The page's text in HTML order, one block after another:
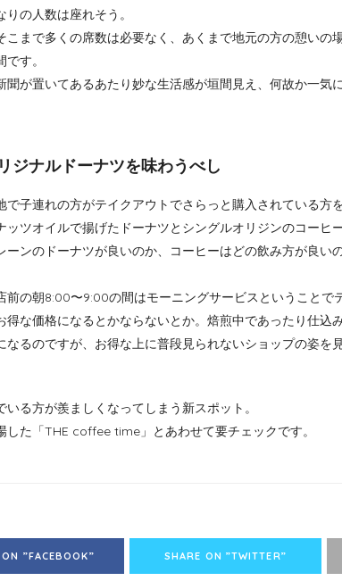
りの人数は座れそう。
こまで多くの席数は必要なく、あくまで地元の方の憩いの
す。
聞が置いてあるあたり妙な生活感が垣間見え、何故か一気
ジナルドーナツを味わうべし
で子連れの方がテイクアウトでさらっと購入されている方
ッツオイルで揚げたドーナツとシングルオリジンのコーヒ
ーンのドーナツが良いのか、コーヒーはどの飲み方が良い
前の朝8:00〜9:00の間はモーニングサービスということで
得な価格になるとかならないとか。焙煎中であったり仕込
なるのですが、お得な上に普段見られないショップの姿を
いる方が羨ましくなってしまう新スポット。
した「THE coffee time」とあわせて要チェックです。
”FACEBOOK” SHARE ON ”TWITTER”